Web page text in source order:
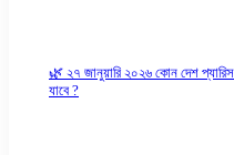
🌿 ২৭ জানুয়ারি ২০২৬ কোন দেশ
যাবে ?